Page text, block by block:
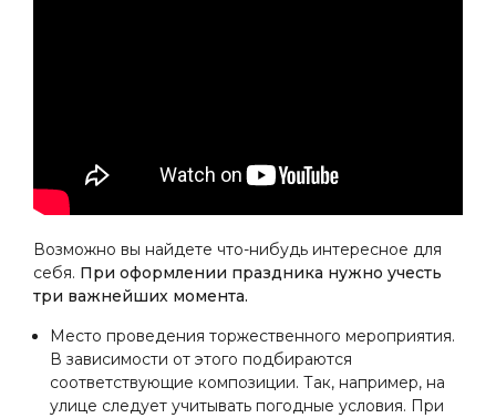
Возможно вы найдете что-нибудь интересное для
себя. При оформлении праздника нужно учесть
три важнейших момента.
Место проведения торжественного мероприятия.
В зависимости от этого подбираются
соответствующие композиции. Так, например, на
улице следует учитывать погодные условия. При